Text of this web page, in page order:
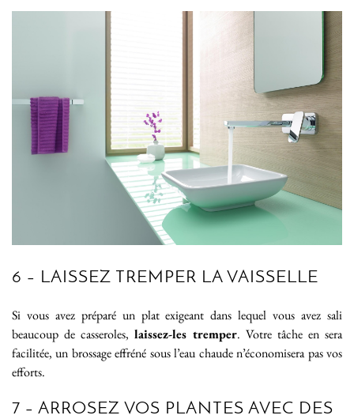
6 – LAISSEZ TREMPER LA VAISSELLE
Si vous avez préparé un plat exigeant dans lequel vous avez sali
beaucoup de casseroles, laissez-les tremper. Votre tâche en sera
facilitée, un brossage effréné sous l’eau chaude n’économisera pas vos
efforts.
7 – ARROSEZ VOS PLANTES AVEC DES